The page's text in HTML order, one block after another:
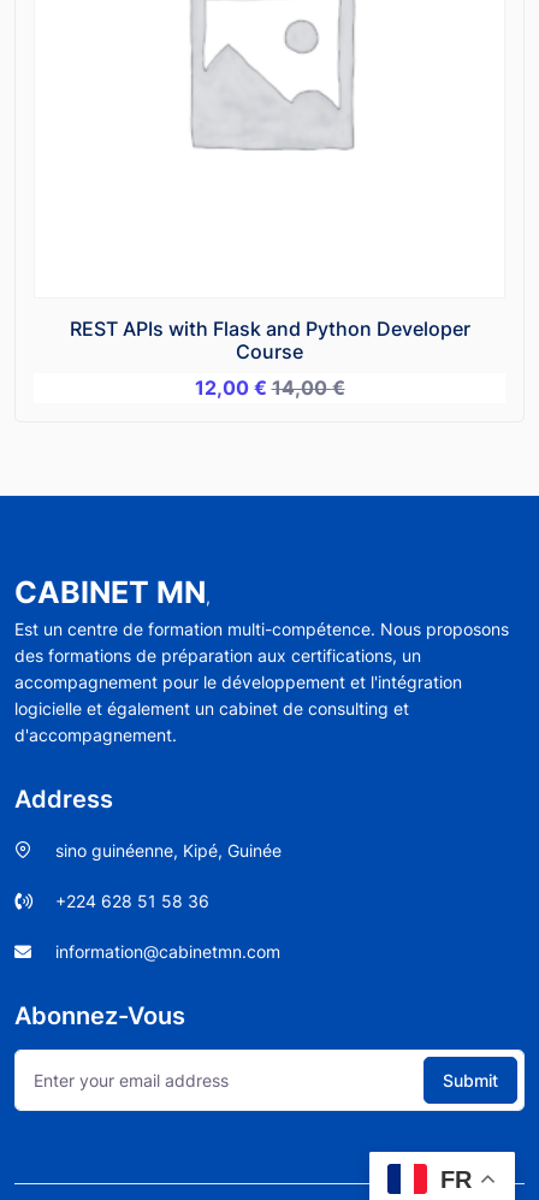
REST APIs with Flask and Python Developer
Course
12,00 € 14,00€
FR
CABINET MN,
Est un centre de formation multi-compétence. Nous proposons
des formations de préparation aux certifications, un
accompagnement pour le développement et l'intégration
logicielle et également un cabinet de consulting et
d'accompagnement.
Address
sino guinéenne, Kipé, Guinée
+224 628 51 58 36
information@cabinetmn.com
Abonnez-Vous